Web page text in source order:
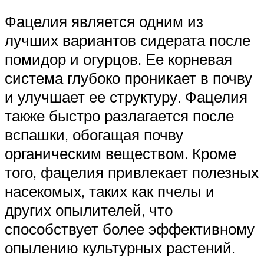
Фацелия является одним из
лучших вариантов сидерата после
помидор и огурцов. Ее корневая
система глубоко проникает в почву
и улучшает ее структуру. Фацелия
также быстро разлагается после
вспашки, обогащая почву
органическим веществом. Кроме
того, фацелия привлекает полезных
насекомых, таких как пчелы и
других опылителей, что
способствует более эффективному
опылению культурных растений.